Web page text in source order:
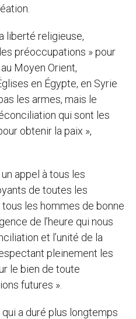
liberté religieuse,
préoccupations » pour
Moyen Orient,
en Égypte, en Syrie
les armes, mais le
qui sont les
obtenir la paix »,
appel à tous les
de toutes les
les hommes de bonne
de l’heure qui nous
et l’unité de la
pleinement les
le bien de toute
futures ».
a duré plus longtemps